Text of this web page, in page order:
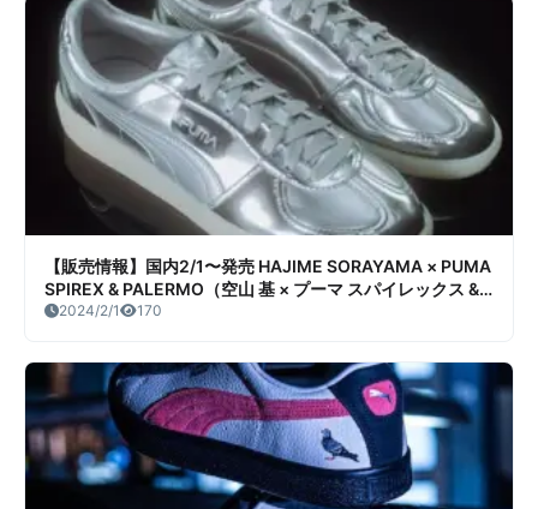
【販売情報】国内2/1〜発売 HAJIME SORAYAMA × PUMA
SPIREX & PALERMO（空山 基 × プーマ スパイレックス &
パレルモ） 販売/定価/店舗まとめ
2024/2/1 170